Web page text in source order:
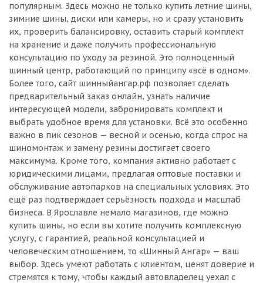
популярным. Здесь можно не только купить летние шины,
зимние шины, диски или камеры, но и сразу установить
их, проверить балансировку, оставить старый комплект
на хранение и даже получить профессиональную
консультацию по уходу за резиной. Это полноценный
шинный центр, работающий по принципу «всё в одном».
Более того, сайт шинныйангар.рф позволяет сделать
предварительный заказ онлайн, узнать наличие
интересующей модели, забронировать комплект и
выбрать удобное время для установки. Всё это особенно
важно в пик сезонов — весной и осенью, когда спрос на
шиномонтаж и замену резины достигает своего
максимума. Кроме того, компания активно работает с
юридическими лицами, предлагая оптовые поставки и
обслуживание автопарков на специальных условиях. Это
ещё раз подтверждает серьёзность подхода и масштаб
бизнеса. В Ярославле немало магазинов, где можно
купить шины, но если вы хотите получить комплексную
услугу, с гарантией, реальной консультацией и
человеческим отношением, то «Шинный Ангар» — ваш
выбор. Здесь умеют работать с клиентом, ценят доверие и
стремятся к тому, чтобы каждый автовладелец уехал с